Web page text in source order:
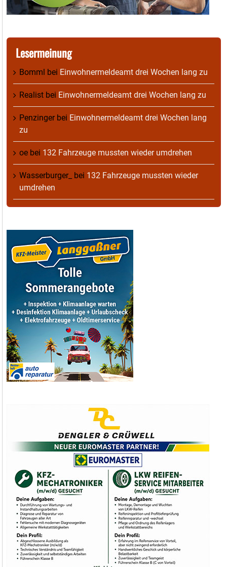
Lesermeinung
Bomml bei Einwohnermeldeamt drei Wochen lang zu
Realist bei Einwohnermeldeamt drei Wochen lang zu
Penzingerbei Einwohnermeldeamt drei Wochen lang
zu
oe bei 132 Fahrzeuge mussten wieder umdrehen
Wasserburger_ bei 132 Fahrzeuge mussten wieder
umdrehen